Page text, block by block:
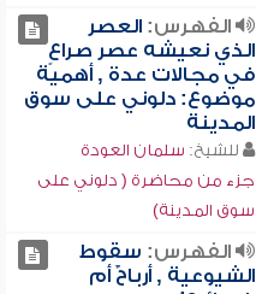
الفهرس:العصر
الذي نعيشه عصر صراعٍ
في مجالات عدة , أهمية
موضوع: دلوني على سوق
المدينة
للشيخ: سلمان العودة
جزء من محاضرة ( دلوني على
سوق المدينة)
الفهرس: سقوط
الشيوعية , أرباحٌ أم